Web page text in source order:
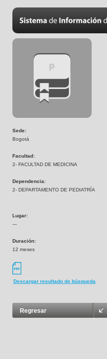
Sede:
Bogotá
Facultad:
2- FACULTAD DE MEDICINA
Dependencia:
2- DEPARTAMENTO DE PEDIATRÍA
Lugar:
---
Duración:
12 meses
Descargar resultado de búsqueda
Regresar